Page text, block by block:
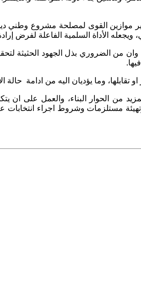
موازين القوى لمصلحة مشروع وطني
الأداة السلمية الفاعلة لفرض
من الضروري بذل الجهود الحثيثة
وما يؤديان اليه من ادامة حالة
من الحوار البناء، والعمل على ان
مستلزمات وشروط اجراء انتخابات